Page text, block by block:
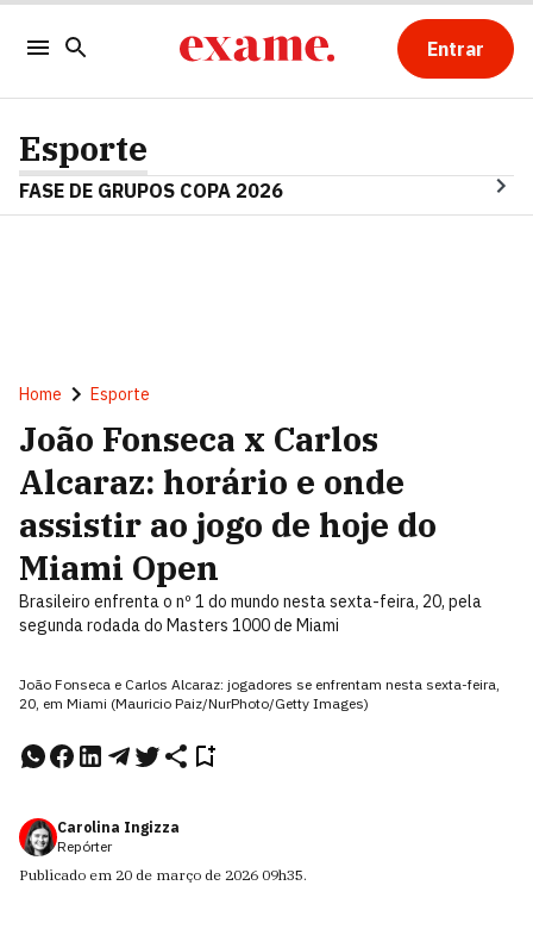
Entrar
Esporte
FASE DE GRUPOS COPA 2026
Home Esporte
João Fonseca x Carlos
Alcaraz: horário e onde
assistir ao jogo de hoje do
Miami Open
Brasileiro enfrenta o nº 1 do mundo nesta sexta-feira, 20, pela
segunda rodada do Masters 1000 de Miami
João Fonseca e Carlos Alcaraz: jogadores se enfrentam nesta sexta-feira,
20, em Miami (Mauricio Paiz/NurPhoto/Getty Images)
Carolina Ingizza
Repórter
Publicado em 20 de março de 2026 09h35.